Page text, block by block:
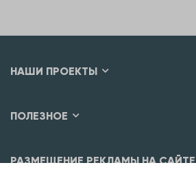
НАШИ ПРОЕКТЫ
ПОЛЕЗНОЕ
РАЗМЕЩЕНИЕ РЕКЛАМЫ НА САЙТЕ